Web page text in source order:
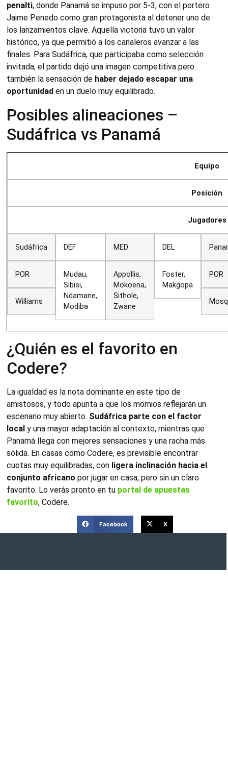
penalti, donde Panamá se impuso por 5-3, con el portero
Jaime Penedo como gran protagonista al detener uno de
los lanzamientos clave. Aquella victoria tuvo un valor
histórico, ya que permitió a los canaleros avanzar a las
finales. Para Sudáfrica, que participaba como selección
invitada, el partido dejó una imagen competitiva pero
también la sensación de haber dejado escapar una
oportunidad en un duelo muy equilibrado.
Posibles alineaciones –
Sudáfrica vs Panamá
Equipo
Posición
Jugadores
Sudáfrica
POR
Williams
DEF
Mudau,
Sibisi,
Ndamane,
Modiba
MED
Appollis,
Mokoena,
Sithole,
Zwane
DEL
Foster,
Makgopa
POR
¿Quién es el favorito en
Codere?
La igualdad es la nota dominante en este tipo de
amistosos, y todo apunta a que los momios reflejarán un
escenario muy abierto. Sudáfrica parte con el factor
local y una mayor adaptación al contexto, mientras que
Panamá llega con mejores sensaciones y una racha más
sólida. En casas como Codere, es previsible encontrar
cuotas muy equilibradas, con ligera inclinación hacia el
conjunto africano por jugar en casa, pero sin un claro
favorito. Lo verás pronto en tu portal de apuestas
favorito, Codere.
Facebook X